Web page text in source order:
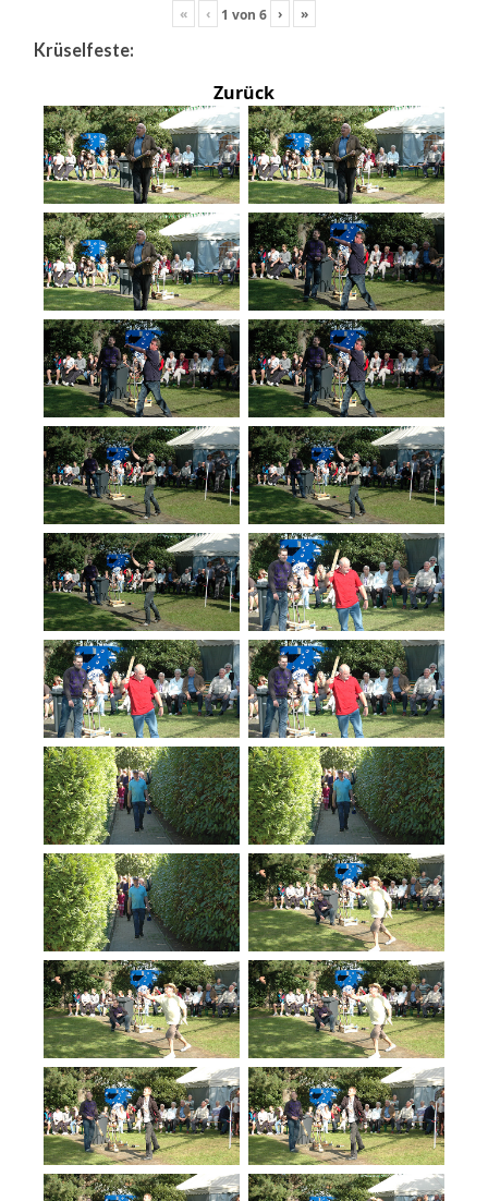
« ‹ 1 von 6 › »
Krüselfeste:
Zurück